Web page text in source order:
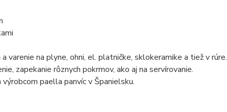
varenie na plyne, ohni, el. platničke, sklokeramike a tiež v rúre.
zapekanie rôznych pokrmov, ako aj na servírovanie.
paella panvíc v Španielsku.